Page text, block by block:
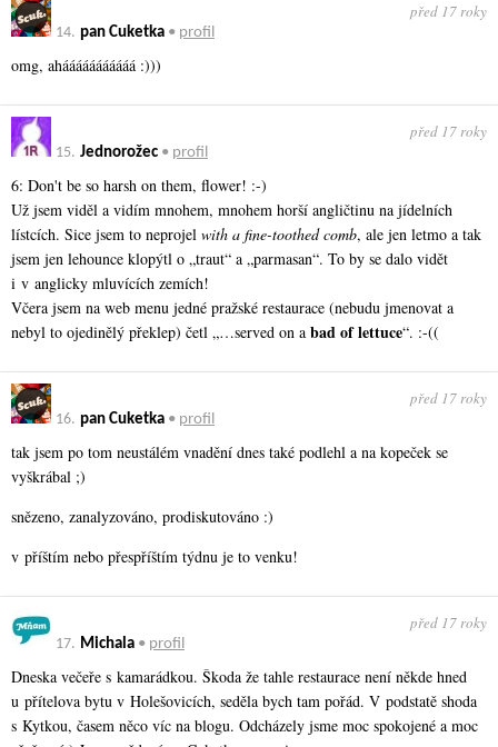
14. pan Cuketka • profil
před 17 roky
omg, ahááááááááááá :)))
15. Jednorožec • profil
před 17 roky
6: Don't be so harsh on them, flower! :-)
Už jsem viděl a vidím mnohem, mnohem horší angličtinu na jídelních
lístcích. Sice jsem to neprojel with a fine-toothed comb, ale jen letmo a tak
jsem jen lehounce klopýtl o „traut“ a „parmasan“. To by se dalo vidět
i v anglicky mluvících zemích!
Včera jsem na web menu jedné pražské restaurace (nebudu jmenovat a
nebyl to ojedinělý překlep) četl „…served on a bad of lettuce“. :-((
16. pan Cuketka • profil
před 17 roky
tak jsem po tom neustálém vnadění dnes také podlehl a na kopeček se
vyškrábal ;)
snězeno, zanalyzováno, prodiskutováno :)
v příštím nebo přespříštím týdnu je to venku!
17. Michala • profil
před 17 roky
Dneska večeře s kamarádkou. Škoda že tahle restaurace není někde hned
u přítelova bytu v Holešovicích, seděla bych tam pořád. V podstatě shoda
s Kytkou, časem něco víc na blogu. Odcházely jsme moc spokojené a moc